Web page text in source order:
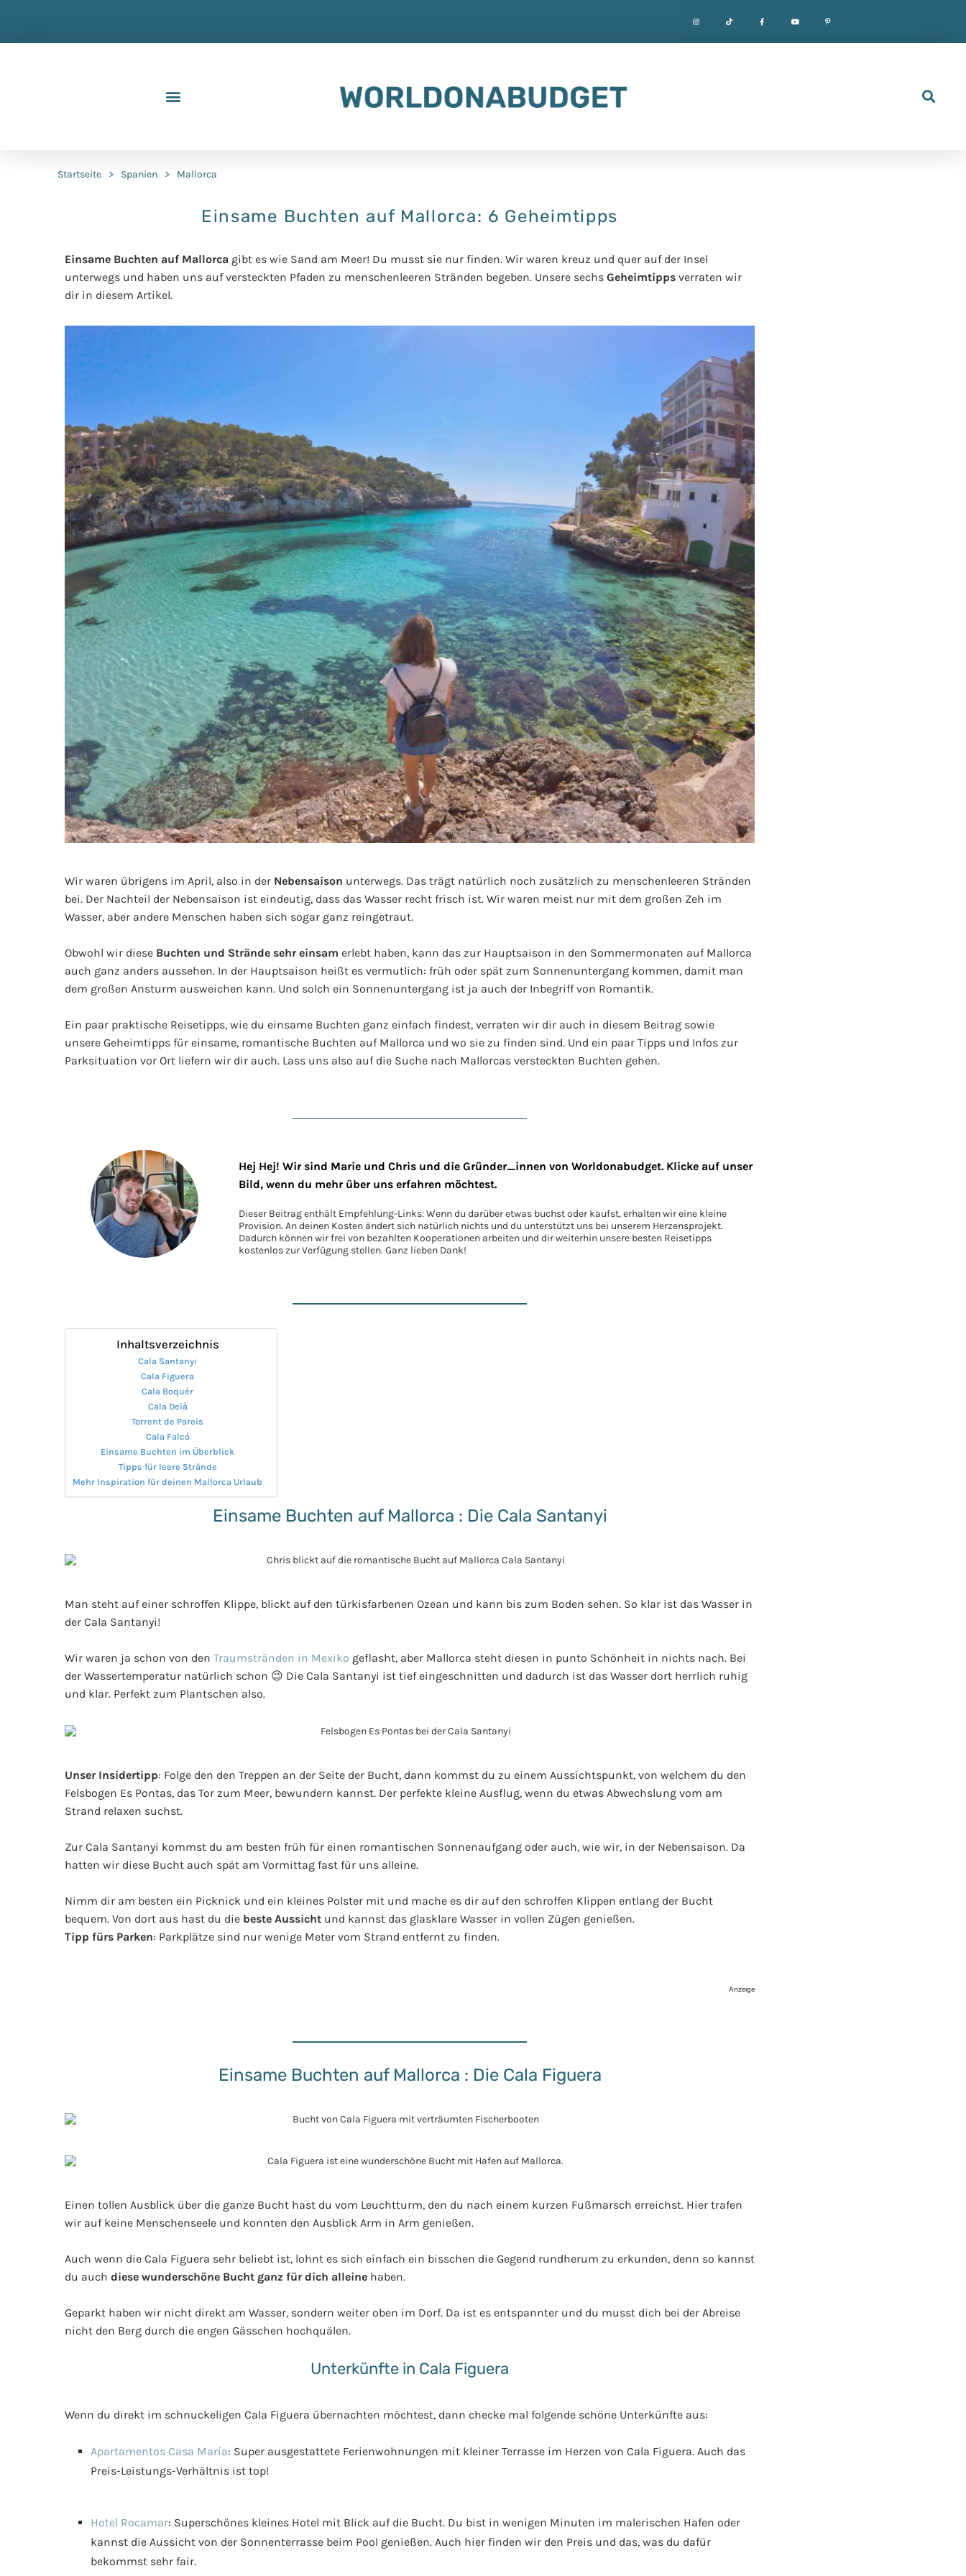
Startseite > Spanien > Mallorca
Einsame Buchten auf Mallorca: 6 Geheimtipps
Einsame Buchten auf Mallorca gibt es wie Sand am Meer! Du musst sie nur finden. Wir waren kreuz und quer auf der Insel
unterwegs und haben uns auf versteckten Pfaden zu menschenleeren Stränden begeben. Unsere sechs Geheimtipps verraten wir
dir in diesem Artikel.
Wir waren übrigens im April, also in der Nebensaison unterwegs. Das trägt natürlich noch zusätzlich zu menschenleeren Stränden
bei. Der Nachteil der Nebensaison ist eindeutig, dass das Wasser recht frisch ist. Wir waren meist nur mit dem großen Zeh im
Wasser, aber andere Menschen haben sich sogar ganz reingetraut.
Obwohl wir diese Buchten und Strände sehr einsam erlebt haben, kann das zur Hauptsaison in den Sommermonaten auf Mallorca
auch ganz anders aussehen. In der Hauptsaison heißt es vermutlich: früh oder spät zum Sonnenuntergang kommen, damit man
dem großen Ansturm ausweichen kann. Und solch ein Sonnenuntergang ist ja auch der Inbegriff von Romantik.
Ein paar praktische Reisetipps, wie du einsame Buchten ganz einfach findest, verraten wir dir auch in diesem Beitrag sowie
unsere Geheimtipps für einsame, romantische Buchten auf Mallorca und wo sie zu finden sind. Und ein paar Tipps und Infos zur
Parksituation vor Ort liefern wir dir auch. Lass uns also auf die Suche nach Mallorcas versteckten Buchten gehen.
Hej Hej! Wir sind Marie und Chris und die Gründer_innen von Worldonabudget. Klicke auf unser
Bild, wenn du mehr über uns erfahren möchtest.
Dieser Beitrag enthält Empfehlung-Links: Wenn du darüber etwas buchst oder kaufst, erhalten wir eine kleine
Provision. An deinen Kosten ändert sich natürlich nichts und du unterstützt uns bei unserem Herzensprojekt.
Dadurch können wir frei von bezahlten Kooperationen arbeiten und dir weiterhin unsere besten Reisetipps
kostenlos zur Verfügung stellen. Ganz lieben Dank!
Inhaltsverzeichnis
Cala Santanyi
Cala Figuera
Cala Boquér
Cala Deià
Torrent de Pareis
Cala Falcó
Einsame Buchten im Überblick
Tipps für leere Strände
Mehr Inspiration für deinen Mallorca Urlaub
Einsame Buchten auf Mallorca : Die Cala Santanyi
Man steht auf einer schroffen Klippe, blickt auf den türkisfarbenen Ozean und kann bis zum Boden sehen. So klar ist das Wasser in
der Cala Santanyi!
Wir waren ja schon von den Traumstränden in Mexiko geflasht, aber Mallorca steht diesen in punto Schönheit in nichts nach. Bei
der Wassertemperatur natürlich schon 😉 Die Cala Santanyi ist tief eingeschnitten und dadurch ist das Wasser dort herrlich ruhig
und klar. Perfekt zum Plantschen also.
Unser Insidertipp: Folge den den Treppen an der Seite der Bucht, dann kommst du zu einem Aussichtspunkt, von welchem du den
Felsbogen Es Pontas, das Tor zum Meer, bewundern kannst. Der perfekte kleine Ausflug, wenn du etwas Abwechslung vom am
Strand relaxen suchst.
Zur Cala Santanyi kommst du am besten früh für einen romantischen Sonnenaufgang oder auch, wie wir, in der Nebensaison. Da
hatten wir diese Bucht auch spät am Vormittag fast für uns alleine.
Nimm dir am besten ein Picknick und ein kleines Polster mit und mache es dir auf den schroffen Klippen entlang der Bucht
bequem. Von dort aus hast du die beste Aussicht und kannst das glasklare Wasser in vollen Zügen genießen.
Tipp fürs Parken: Parkplätze sind nur wenige Meter vom Strand entfernt zu finden.
Anzeige
Einsame Buchten auf Mallorca : Die Cala Figuera
Einen tollen Ausblick über die ganze Bucht hast du vom Leuchtturm, den du nach einem kurzen Fußmarsch erreichst. Hier trafen
wir auf keine Menschenseele und konnten den Ausblick Arm in Arm genießen.
Auch wenn die Cala Figuera sehr beliebt ist, lohnt es sich einfach ein bisschen die Gegend rundherum zu erkunden, denn so kannst
du auch diese wunderschöne Bucht ganz für dich alleine haben.
Geparkt haben wir nicht direkt am Wasser, sondern weiter oben im Dorf. Da ist es entspannter und du musst dich bei der Abreise
nicht den Berg durch die engen Gässchen hochquälen.
Unterkünfte in Cala Figuera
Wenn du direkt im schnuckeligen Cala Figuera übernachten möchtest, dann checke mal folgende schöne Unterkünfte aus:
Apartamentos Casa María: Super ausgestattete Ferienwohnungen mit kleiner Terrasse im Herzen von Cala Figuera. Auch das
Preis-Leistungs-Verhältnis ist top!
Hotel Rocamar: Superschönes kleines Hotel mit Blick auf die Bucht. Du bist in wenigen Minuten im malerischen Hafen oder
kannst die Aussicht von der Sonnenterrasse beim Pool genießen. Auch hier finden wir den Preis und das, was du dafür
bekommst sehr fair.